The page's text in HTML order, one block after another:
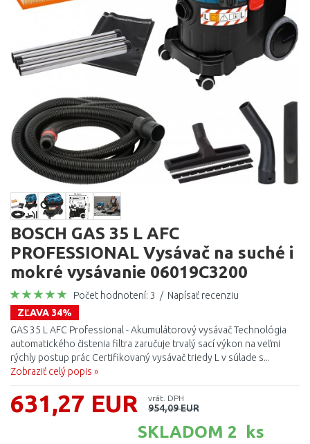
BOSCH GAS 35 L AFC
PROFESSIONAL Vysávač na suché i
mokré vysávanie 06019C3200
Počet hodnotení: 3 / Napísať recenziu
ZĽAVA 34%
GAS 35 L AFC Professional - Akumulátorový vysávač Technológia
automatického čistenia filtra zaručuje trvalý sací výkon na veľmi
rýchly postup prác Certifikovaný vysávač triedy L v súlade s...
Zobraziť celý popis »
631,27 EUR vrát. DPH
954,09 EUR
SKLADOM 2 ks